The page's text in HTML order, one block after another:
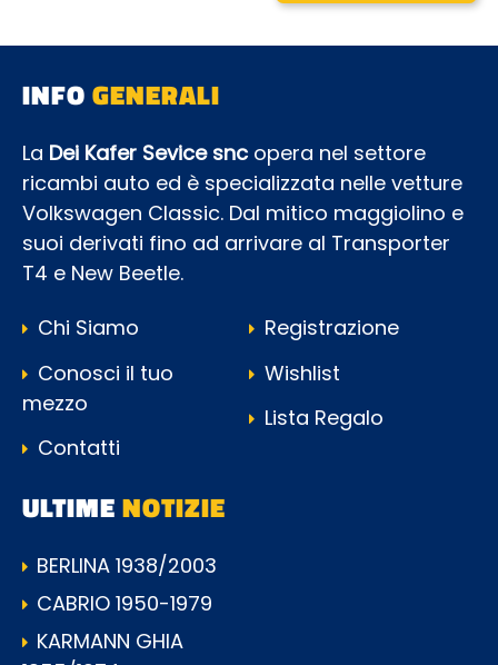
INFOGENERALI
La Dei Kafer Sevice snc opera nel settore
ricambi auto ed è specializzata nelle vetture
Volkswagen Classic. Dal mitico maggiolino e
suoi derivati fino ad arrivare al Transporter
T4 e New Beetle.
Chi Siamo
Conosci il tuo
mezzo
Contatti
Registrazione
Wishlist
Lista Regalo
ULTIMENOTIZIE
BERLINA 1938/2003
CABRIO 1950-1979
KARMANN GHIA